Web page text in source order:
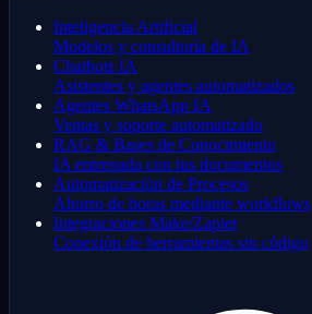
Inteligencia Artificial
Modelos y consultoría de IA
Chatbots IA
Asistentes y agentes automatizados
Agentes WhatsApp IA
Ventas y soporte automatizado
RAG & Bases de Conocimiento
IA entrenada con tus documentos
Automatización de Procesos
Ahorro de horas mediante workflows
Integraciones Make/Zapier
Conexión de herramientas sin código